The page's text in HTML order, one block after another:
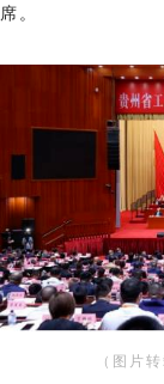
席。
（图片